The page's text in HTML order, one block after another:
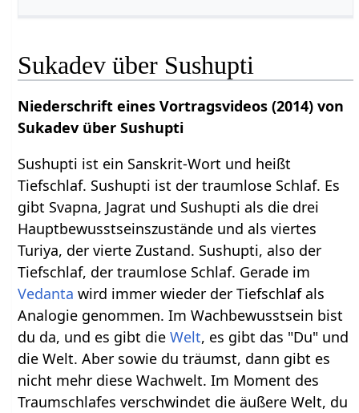
Sukadev über Sushupti
Niederschrift eines Vortragsvideos (2014) von
Sukadev über Sushupti
Sushupti ist ein Sanskrit-Wort und heißt
Tiefschlaf. Sushupti ist der traumlose Schlaf. Es
gibt Svapna, Jagrat und Sushupti als die drei
Hauptbewusstseinszustände und als viertes
Turiya, der vierte Zustand. Sushupti, also der
Tiefschlaf, der traumlose Schlaf. Gerade im
Vedanta wird immer wieder der Tiefschlaf als
Analogie genommen. Im Wachbewusstsein bist
du da, und es gibt dieWelt, es gibt das "Du" und
die Welt. Aber sowie du träumst, dann gibt es
nicht mehr diese Wachwelt. Im Moment des
Traumschlafes verschwindet die äußere Welt, du